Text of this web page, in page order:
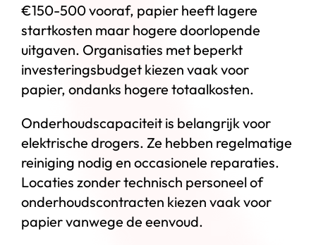
€150-500 vooraf, papier heeft lagere
startkosten maar hogere doorlopende
uitgaven. Organisaties met beperkt
investeringsbudget kiezen vaak voor
papier, ondanks hogere totaalkosten.
Onderhoudscapaciteit is belangrijk voor
elektrische drogers. Ze hebben regelmatige
reiniging nodig en occasionele reparaties.
Locaties zonder technisch personeel of
onderhoudscontracten kiezen vaak voor
papier vanwege de eenvoud.